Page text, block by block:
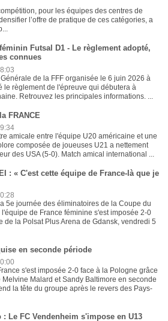
pour les équipes des centres de
l’offre de pratique de ces catégories, a
Futsal D1 - Le règlement adopté,
connues
de la FFF organisée le 6 juin 2026 à
le règlement de l'épreuve qui débutera à
Retrouvez les principales informations. ...
FRANCE
amicale entre l'équipe U20 américaine et une
composée de joueuses U21 a nettement
des USA (5-0). Match amical international ...
: « C'est cette équipe de France-là que je
5e journée des éliminatoires de la Coupe du
de France féminine s'est imposée 2-0
de la Polsat Plus Arena de Gdansk, vendredi 5
en seconde période
s'est imposée 2-0 face à la Pologne grâce
Melvine Malard et Sandy Baltimore en seconde
la tête du groupe après le revers des Pays-
: Le FC Vendenheim s'impose en U13